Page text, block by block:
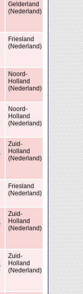
Gelderland
(Nederland)
Friesland
(Nederland)
Noord-
Holland
(Nederland)
Noord-
Holland
(Nederland)
Zuid-
Holland
(Nederland)
Friesland
(Nederland)
Zuid-
Holland
(Nederland)
Zuid-
Holland
(Nederland)